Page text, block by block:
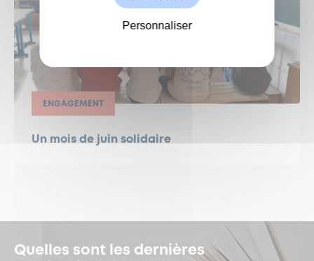
ENGAGEMENT
Un mois de juin solidaire
Quelles sont les dernières
Personnaliser